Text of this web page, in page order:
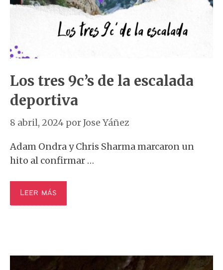
Los tres 9c’s de la escalada
deportiva
8 abril, 2024 porJose Yáñez
Adam Ondra y Chris Sharma marcaron un
hito al confirmar …
Leer más